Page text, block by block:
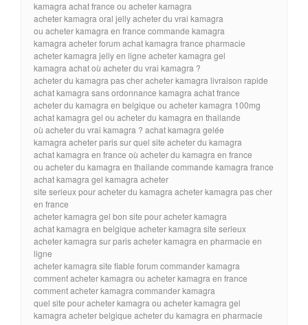
kamagra achat france ou acheter kamagra
acheter kamagra oral jelly acheter du vrai kamagra
ou acheter kamagra en france commande kamagra
kamagra acheter forum achat kamagra france pharmacie
acheter kamagra jelly en ligne acheter kamagra gel
kamagra achat où acheter du vrai kamagra ?
acheter du kamagra pas cher acheter kamagra livraison rapide
achat kamagra sans ordonnance kamagra achat france
acheter du kamagra en belgique ou acheter kamagra 100mg
achat kamagra gel ou acheter du kamagra en thailande
où acheter du vrai kamagra ? achat kamagra gelée
kamagra acheter paris sur quel site acheter du kamagra
achat kamagra en france où acheter du kamagra en france
ou acheter du kamagra en thailande commande kamagra france
achat kamagra gel kamagra acheter
site serieux pour acheter du kamagra acheter kamagra pas cher
en france
acheter kamagra gel bon site pour acheter kamagra
achat kamagra en belgique acheter kamagra site serieux
acheter kamagra sur paris acheter kamagra en pharmacie en
ligne
acheter kamagra site fiable forum commander kamagra
comment acheter kamagra ou acheter kamagra en france
comment acheter kamagra commander kamagra
quel site pour acheter kamagra ou acheter kamagra gel
kamagra acheter belgique acheter du kamagra en pharmacie